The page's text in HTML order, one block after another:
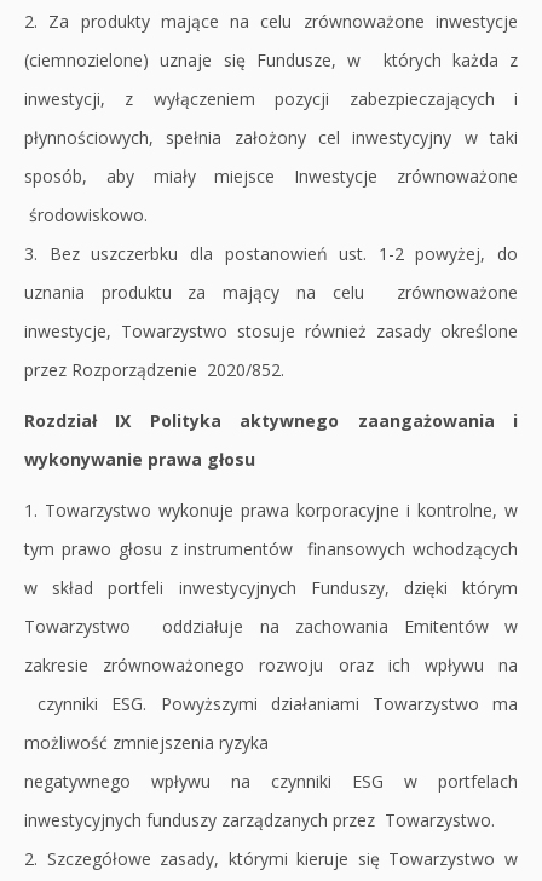
2. Za produkty mające na celu zrównoważone inwestycje
(ciemnozielone) uznaje się Fundusze, w których każda z
inwestycji, z wyłączeniem pozycji zabezpieczających i
płynnościowych, spełnia założony cel inwestycyjny w taki
sposób, aby miały miejsce Inwestycje zrównoważone
środowiskowo.
3. Bez uszczerbku dla postanowień ust. 1-2 powyżej, do
uznania produktu za mający na celu zrównoważone
inwestycje, Towarzystwo stosuje również zasady określone
przez Rozporządzenie 2020/852.
Rozdział IX Polityka aktywnego zaangażowania i
wykonywanie prawa głosu
1. Towarzystwo wykonuje prawa korporacyjne i kontrolne, w
tym prawo głosu z instrumentów finansowych wchodzących
w skład portfeli inwestycyjnych Funduszy, dzięki którym
Towarzystwo oddziałuje na zachowania Emitentów w
zakresie zrównoważonego rozwoju oraz ich wpływu na
czynniki ESG. Powyższymi działaniami Towarzystwo ma
możliwość zmniejszenia ryzyka
negatywnego wpływu na czynniki ESG w portfelach
inwestycyjnych funduszy zarządzanych przez Towarzystwo.
2. Szczegółowe zasady, którymi kieruje się Towarzystwo w